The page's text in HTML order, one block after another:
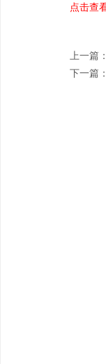
点击查
上一篇：
下一篇：